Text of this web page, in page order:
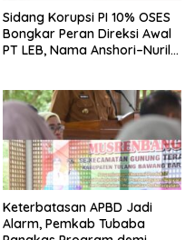
Sidang Korupsi PI 10% OSES
Bongkar Peran Direksi Awal
PT LEB, Nama Anshori–Nuril
Keterbatasan APBD Jadi
Alarm, Pemkab Tubaba